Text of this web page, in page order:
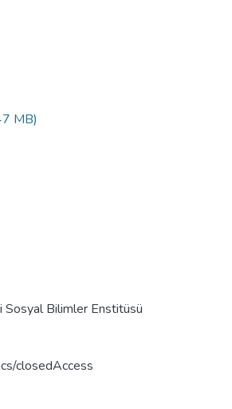
MB)
Sosyal Bilimler Enstitüsü
closedAccess